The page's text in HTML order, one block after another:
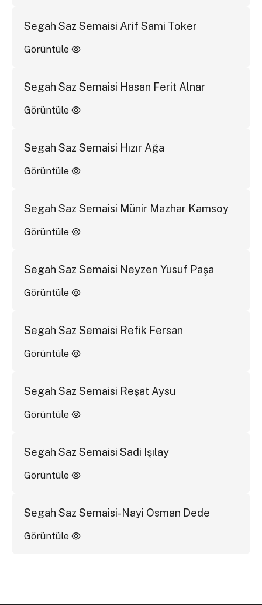
Segah Saz Semaisi Arif Sami Toker
Görüntüle
Segah Saz Semaisi Hasan Ferit Alnar
Görüntüle
Segah Saz Semaisi Hızır Ağa
Görüntüle
Segah Saz Semaisi Münir Mazhar Kamsoy
Görüntüle
Segah Saz Semaisi Neyzen Yusuf Paşa
Görüntüle
Segah Saz Semaisi Refik Fersan
Görüntüle
Segah Saz Semaisi Reşat Aysu
Görüntüle
Segah Saz Semaisi Sadi Işılay
Görüntüle
Segah Saz Semaisi-Nayi Osman Dede
Görüntüle